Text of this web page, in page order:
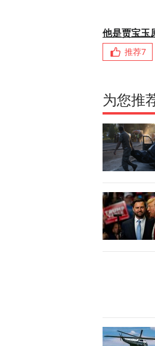
他是贾宝玉
推荐7
为您推